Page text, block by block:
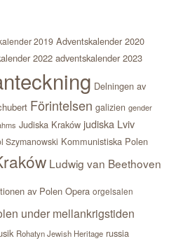
2019 Adventskalender 2020
2022 adventskalender 2023
Delningen av
Förintelsen galizien gender
Judiska Kraków judiska Lviv
Szymanowski Kommunistiska Polen
Ludwig van Beethoven
av Polen Opera orgelsalen
under mellankrigstiden
Rohatyn Jewish Heritage russia